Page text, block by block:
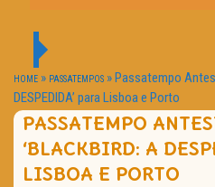
HOME CINEMA
NOTA PESSOAL
HOME » PASSATEMPOS »Passatempo
DESPEDIDA’ para Lisboa e Porto
PASSATEMPO
‘BLACKBIRD: A
LISBOA E PORTO